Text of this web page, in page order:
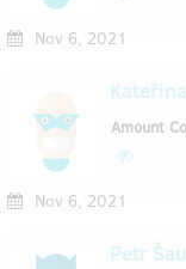
Nov 6, 2021
Nov 6, 2021
Amount
Petr